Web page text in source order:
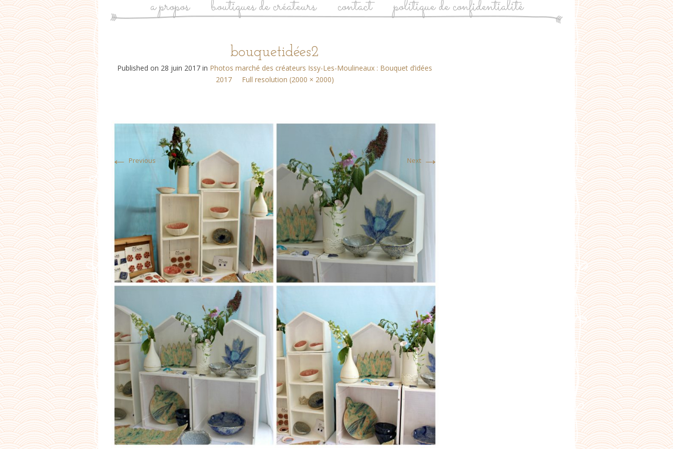
a propos boutiques de créateurs contact politique de confidentialité
bouquetidées2
Published on 28 juin 2017 in Photos marché des créateurs Issy-Les-Moulineaux : Bouquet d’idées
2017
Full resolution (2000 × 2000)
← Previous Next →